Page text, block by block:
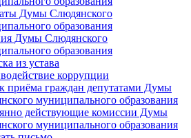
Думы Слюдянского
образования
Думы Слюдянского
образования
из устава
коррупции
приёма граждан депутатами Думы
муниципального образования
действующие комиссии Думы
муниципального образования